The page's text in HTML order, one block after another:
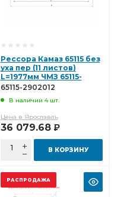
Рессора Камаз 65115 без
уха пер (11 листов)
L=1977мм ЧМЗ 65115-
2902012
65115-2902012
В наличии 4 шт.
Цена в Ярославль
36 079.68 Р
В КОРЗИНУ
РАСПРОДАЖА